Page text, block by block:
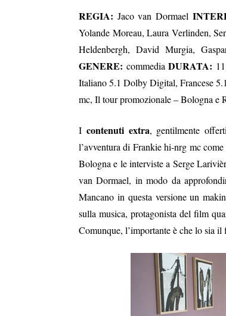
REGIA: Jaco van Dormael
Yolande Moreau, Laura Verlinden,
Heldenbergh, David Murgia,
GENERE: commediaDURATA:
Italiano 5.1 Dolby Digital, Francese
mc, Il tour promozionale – Bologna e
I contenuti extra, gentilmente
l’avventura di Frankie hi-nrg mc
Bologna e le interviste a Serge
van Dormael, in modo da
Mancano in questa versione un
sulla musica, protagonista del film
Comunque, l’importante è che lo sia